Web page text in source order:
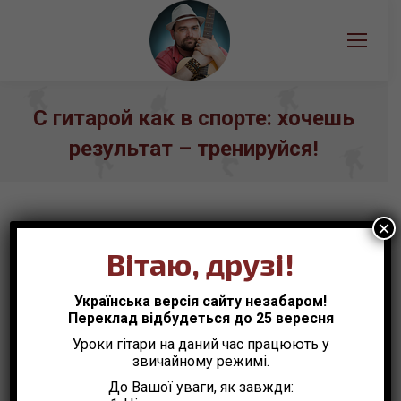
С гитарой как в спорте: хочешь
результат – тренируйся!
2015
Полезные статьиВітаю, друзі!
Українська версія сайту незабаром!
Переклад відбудеться до 25 вересня
Уроки гітари на даний час працюють у
звичайному режимі.
До Вашої уваги, як завжди:
×